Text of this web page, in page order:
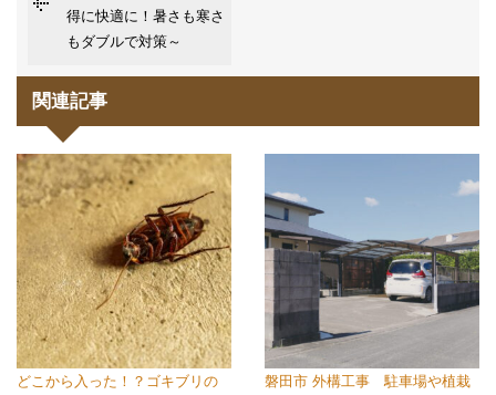
得に快適に！暑さも寒さ
もダブルで対策～
関連記事
どこから入った！？ゴキブリの
磐田市 外構工事 駐車場や植栽